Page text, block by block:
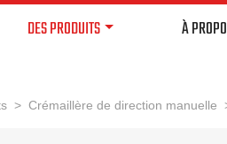
DES PRODUITS À
> Crémaillère de direction manuelle